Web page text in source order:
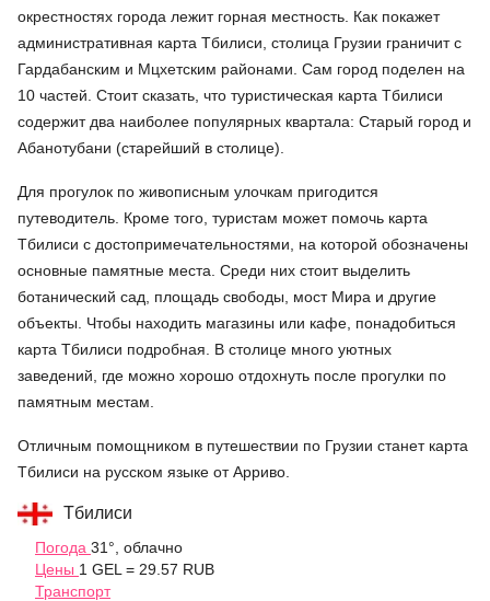
окрестностях города лежит горная местность. Как покажет
административная карта Тбилиси, столица Грузии граничит с
Гардабанским и Мцхетским районами. Сам город поделен на
10 частей. Стоит сказать, что туристическая карта Тбилиси
содержит два наиболее популярных квартала: Старый город и
Абанотубани (старейший в столице).
Для прогулок по живописным улочкам пригодится
путеводитель. Кроме того, туристам может помочь карта
Тбилиси с достопримечательностями, на которой обозначены
основные памятные места. Среди них стоит выделить
ботанический сад, площадь свободы, мост Мира и другие
объекты. Чтобы находить магазины или кафе, понадобиться
карта Тбилиси подробная. В столице много уютных
заведений, где можно хорошо отдохнуть после прогулки по
памятным местам.
Отличным помощником в путешествии по Грузии станет карта
Тбилиси на русском языке от Арриво.
Тбилиси
Погода 31°, облачно
Цены 1 GEL = 29.57 RUB
Транспорт